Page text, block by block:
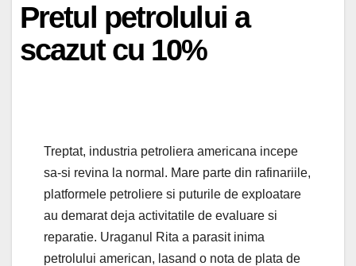
Pretul petrolului a
scazut cu 10%
Treptat, industria petroliera americana incepe
sa-si revina la normal. Mare parte din rafinariile,
platformele petroliere si puturile de exploatare
au demarat deja activitatile de evaluare si
reparatie. Uraganul Rita a parasit inima
petrolului american, lasand o nota de plata de